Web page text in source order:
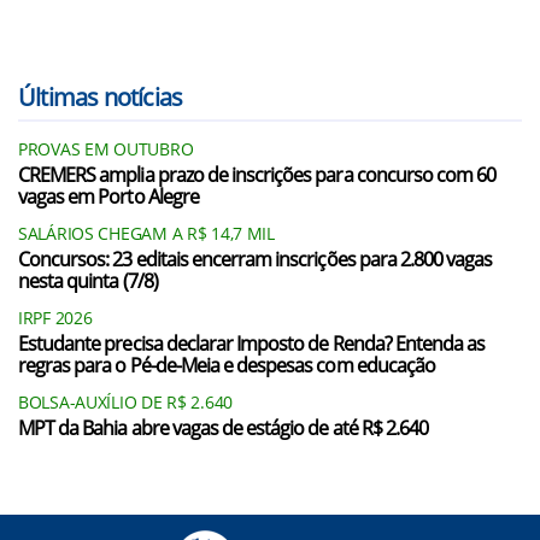
Últimas notícias
PROVAS EM OUTUBRO
CREMERS amplia prazo de inscrições para concurso com 60
vagas em Porto Alegre
SALÁRIOS CHEGAM A R$ 14,7 MIL
Concursos: 23 editais encerram inscrições para 2.800 vagas
nesta quinta (7/8)
IRPF 2026
Estudante precisa declarar Imposto de Renda? Entenda as
regras para o Pé-de-Meia e despesas com educação
BOLSA-AUXÍLIO DE R$ 2.640
MPT da Bahia abre vagas de estágio de até R$ 2.640